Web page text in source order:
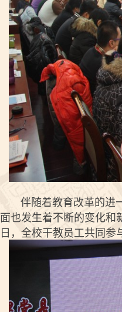
伴随着教育改革的进一
面也发生着不断的变化和
日，全校干教员工共同